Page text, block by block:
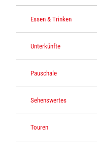
Essen & Trinken
Unterkünfte
Pauschale
Sehenswertes
Touren